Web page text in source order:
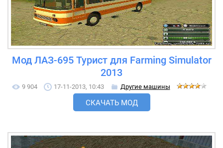
Мод ЛАЗ-695 Турист для Farming Simulator
2013
9 904 17-11-2013, 10:43 Другие машины
СКАЧАТЬ МОД